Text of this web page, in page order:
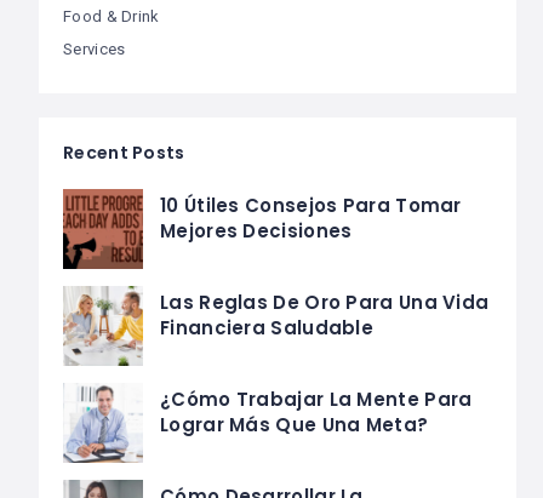
Food & Drink
Services
Recent Posts
10 Útiles Consejos Para Tomar
Mejores Decisiones
Las Reglas De Oro Para Una Vida
Financiera Saludable
¿Cómo Trabajar La Mente Para
Lograr Más Que Una Meta?